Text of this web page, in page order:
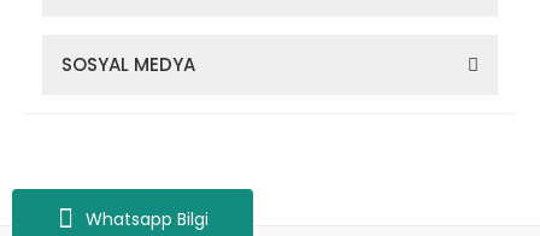
Whatsapp Bilgi
SOSYAL MEDYA